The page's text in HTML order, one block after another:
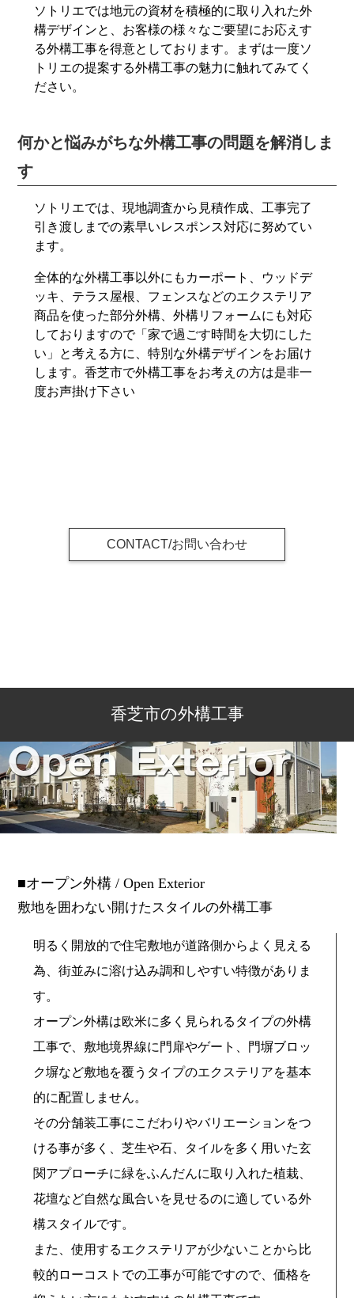
ソトリエでは地元の資材を積極的に取り入れた外
構デザインと、お客様の様々なご要望にお応えす
る外構工事を得意としております。まずは一度ソ
トリエの提案する外構工事の魅力に触れてみてく
ださい。
何かと悩みがちな外構工事の問題を解消しま
す
ソトリエでは、現地調査から見積作成、工事完了
引き渡しまでの素早いレスポンス対応に努めてい
ます。
全体的な外構工事以外にもカーポート、ウッドデ
ッキ、テラス屋根、フェンスなどのエクステリア
商品を使った部分外構、外構リフォームにも対応
しておりますので「家で過ごす時間を大切にした
い」と考える方に、特別な外構デザインをお届け
します。香芝市で外構工事をお考えの方は是非一
度お声掛け下さい
CONTACT/お問い合わせ
香芝市の外構工事
オープン外構 / Open Exterior
敷地を囲わない開けたスタイルの外構工事
明るく開放的で住宅敷地が道路側からよく見える
為、街並みに溶け込み調和しやすい特徴がありま
す。
オープン外構は欧米に多く見られるタイプの外構
工事で、敷地境界線に門扉やゲート、門塀ブロッ
ク塀など敷地を覆うタイプのエクステリアを基本
的に配置しません。
その分舗装工事にこだわりやバリエーションをつ
ける事が多く、芝生や石、タイルを多く用いた玄
関アプローチに緑をふんだんに取り入れた植栽、
花壇など自然な風合いを見せるのに適している外
構スタイルです。
また、使用するエクステリアが少ないことから比
較的ローコストでの工事が可能ですので、価格を